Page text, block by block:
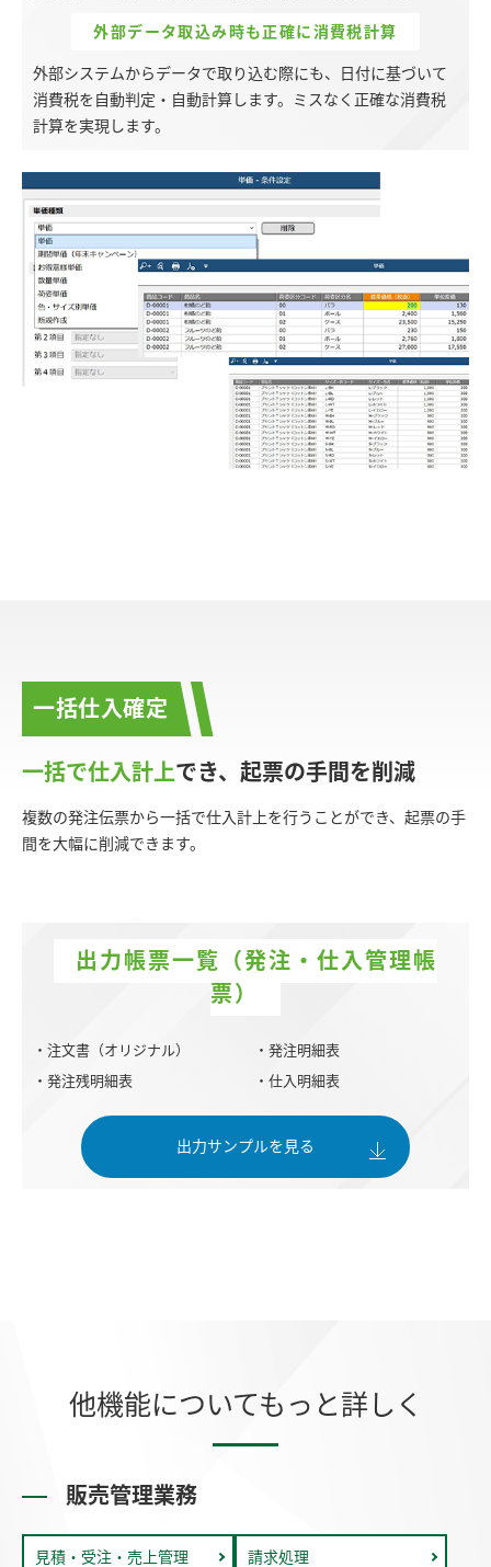
外部データ取込み時も正確に消費税計算
外部システムからデータで取り込む際にも、日付に基づいて
消費税を自動判定・自動計算します。ミスなく正確な消費税
計算を実現します。
一括仕入確定
一括で仕入計上でき、起票の手間を削減
複数の発注伝票から一括で仕入計上を行うことができ、起票の手
間を大幅に削減できます。
出力帳票一覧（発注・仕入管理帳
票）
・注文書（オリジナル） ・発注明細表
・発注残明細表 ・仕入明細表
出力サンプルを見る
他機能についてもっと詳しく
販売管理業務
見積・受注・売上管理 請求処理